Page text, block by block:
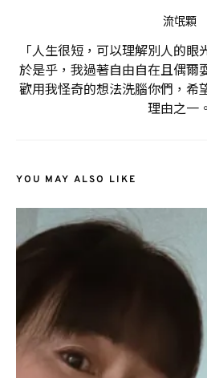
流氓顆
「人生很短，可以理解別人的眼
於是乎，我過著自由自在且偶爾
歡用我怪奇的想法洗腦你們，希
理由之一。
YOU MAY ALSO LIKE